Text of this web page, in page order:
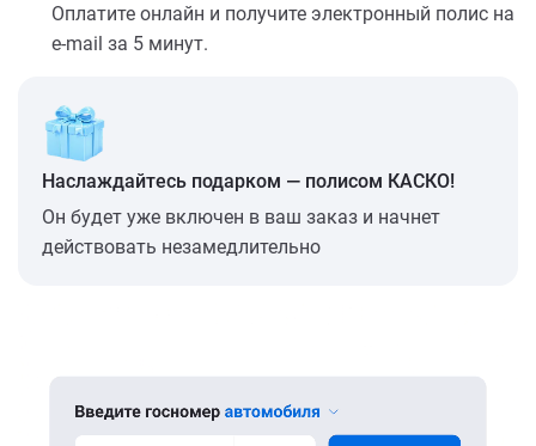
Оплатите онлайн и получите электронный полис на
e-mail за 5 минут.
Наслаждайтесь подарком — полисом КАСКО!
Он будет уже включен в ваш заказ и начнет
действовать незамедлительно